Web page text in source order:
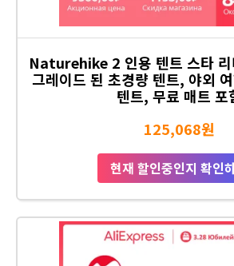
Naturehike 2 인용 텐트 스타 리
그레이드 된 초경량 텐트, 야외
텐트, 무료 매트 포
125,068원
현재 할인중인지 확인